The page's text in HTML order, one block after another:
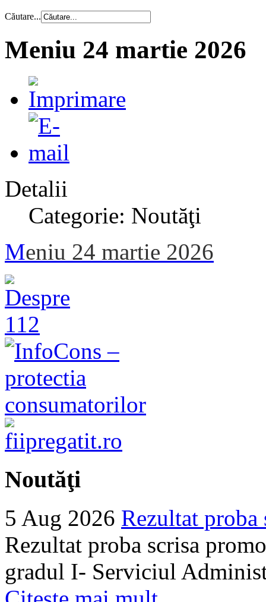
Căutare...
Meniu 24 martie 2026
Detalii
Categorie: Noutăţi
Meniu 24 martie 2026
Noutăţi
5 Aug 2026 Rezultat proba
Rezultat proba scrisa
gradul I- Serviciul